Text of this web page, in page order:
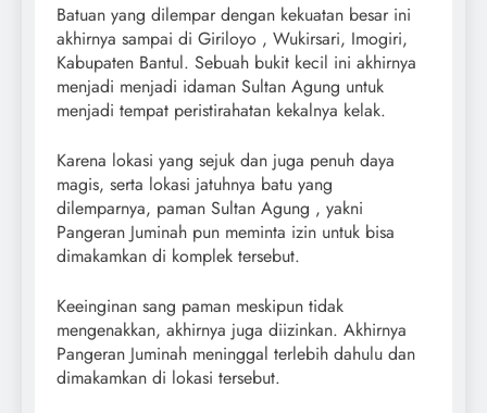
Batuan yang dilempar dengan kekuatan besar ini
akhirnya sampai di Giriloyo , Wukirsari, Imogiri,
Kabupaten Bantul. Sebuah bukit kecil ini akhirnya
menjadi menjadi idaman Sultan Agung untuk
menjadi tempat peristirahatan kekalnya kelak.
Karena lokasi yang sejuk dan juga penuh daya
magis, serta lokasi jatuhnya batu yang
dilemparnya, paman Sultan Agung , yakni
Pangeran Juminah pun meminta izin untuk bisa
dimakamkan di komplek tersebut.
Keeinginan sang paman meskipun tidak
mengenakkan, akhirnya juga diizinkan. Akhirnya
Pangeran Juminah meninggal terlebih dahulu dan
dimakamkan di lokasi tersebut.